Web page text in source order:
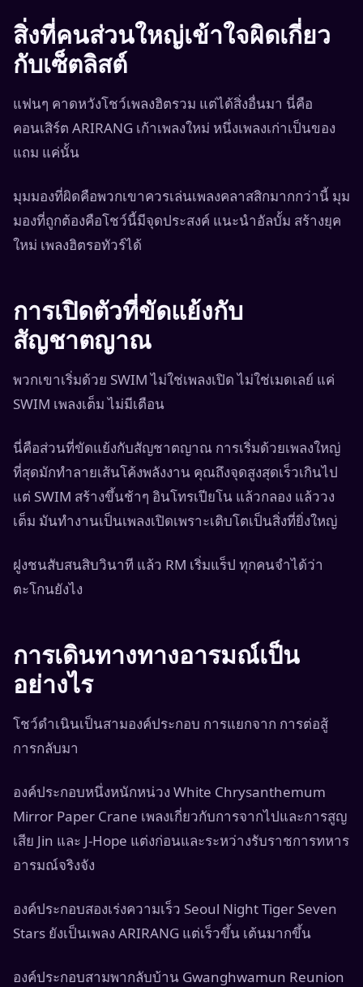
สิ่งที่คนส่วนใหญ่เข้าใจผิดเกี่ยว
กับเซ็ตลิสต์
แฟนๆ คาดหวังโชว์เพลงฮิตรวม แต่ได้สิ่งอื่นมา นี่คือ
คอนเสิร์ต ARIRANG เก้าเพลงใหม่ หนึ่งเพลงเก่าเป็นของ
แถม แค่นั้น
มุมมองที่ผิดคือพวกเขาควรเล่นเพลงคลาสสิกมากกว่านี้ มุม
มองที่ถูกต้องคือโชว์นี้มีจุดประสงค์ แนะนำอัลบั้ม สร้างยุค
ใหม่ เพลงฮิตรอทัวร์ได้
การเปิดตัวที่ขัดแย้งกับ
สัญชาตญาณ
พวกเขาเริ่มด้วย SWIM ไม่ใช่เพลงเปิด ไม่ใช่เมดเลย์ แค่
SWIM เพลงเต็ม ไม่มีเตือน
นี่คือส่วนที่ขัดแย้งกับสัญชาตญาณ การเริ่มด้วยเพลงใหญ่
ที่สุดมักทำลายเส้นโค้งพลังงาน คุณถึงจุดสูงสุดเร็วเกินไป
แต่ SWIM สร้างขึ้นช้าๆ อินโทรเปียโน แล้วกลอง แล้ววง
เต็ม มันทำงานเป็นเพลงเปิดเพราะเติบโตเป็นสิ่งที่ยิ่งใหญ่
ฝูงชนสับสนสิบวินาที แล้ว RM เริ่มแร็ป ทุกคนจำได้ว่า
ตะโกนยังไง
การเดินทางทางอารมณ์เป็น
อย่างไร
โชว์ดำเนินเป็นสามองค์ประกอบ การแยกจาก การต่อสู้
การกลับมา
องค์ประกอบหนึ่งหนักหน่วง White Chrysanthemum
Mirror Paper Crane เพลงเกี่ยวกับการจากไปและการสูญ
เสีย Jin และ J-Hope แต่งก่อนและระหว่างรับราชการทหาร
อารมณ์จริงจัง
องค์ประกอบสองเร่งความเร็ว Seoul Night Tiger Seven
Stars ยังเป็นเพลง ARIRANG แต่เร็วขึ้น เต้นมากขึ้น
องค์ประกอบสามพากลับบ้าน Gwanghwamun Reunion